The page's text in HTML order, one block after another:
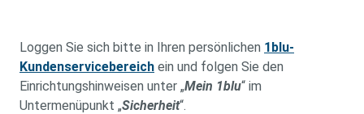
Loggen Sie sich bitte in Ihren persönlichen 1blu-
Kundenservicebereich ein und folgen Sie den
Einrichtungshinweisen unter „Mein 1blu“ im
Untermenüpunkt „Sicherheit“.